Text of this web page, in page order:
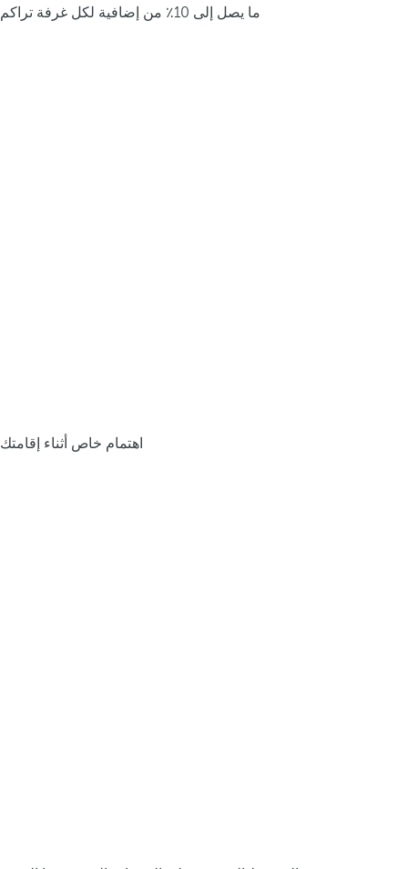
ما يصل إلى 10٪ من إضافية لكل غرفة تراكم
اهتمام خاص أثناء إقامتك